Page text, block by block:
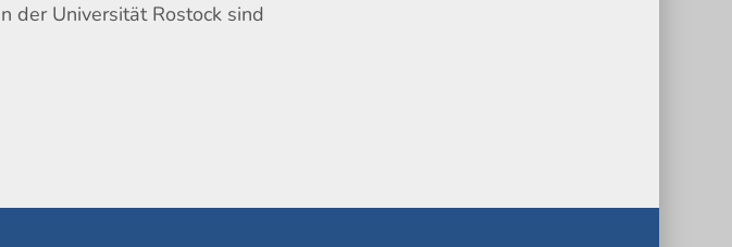
der Universität Rostock sind